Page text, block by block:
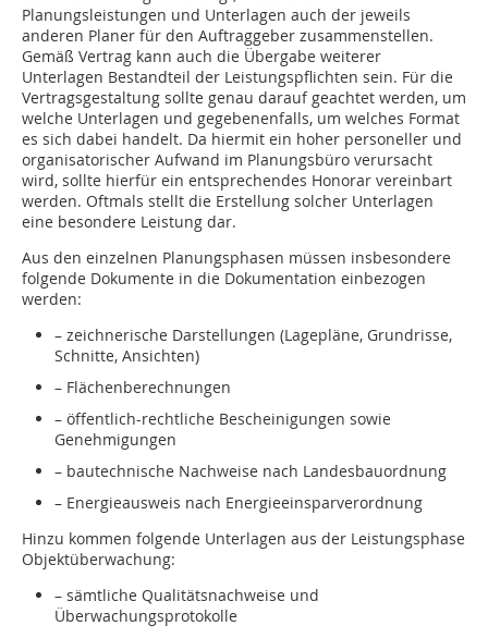
Planungsleistungen und Unterlagen auch der jeweils
anderen Planer für den Auftraggeber zusammenstellen.
Gemäß Vertrag kann auch die Übergabe weiterer
Unterlagen Bestandteil der Leistungspflichten sein. Für die
Vertragsgestaltung sollte genau darauf geachtet werden, um
welche Unterlagen und gegebenenfalls, um welches Format
es sich dabei handelt. Da hiermit ein hoher personeller und
organisatorischer Aufwand im Planungsbüro verursacht
wird, sollte hierfür ein entsprechendes Honorar vereinbart
werden. Oftmals stellt die Erstellung solcher Unterlagen
eine besondere Leis­tung dar.
Aus den einzelnen Planungsphasen müssen insbesondere
folgende Dokumente in die Dokumentation einbezogen
werden:
– zeichnerische Darstellungen (Lagepläne, Grundrisse,
Schnitte, Ansichten)
– Flächenberechnungen
– öffentlich-rechtliche Bescheinigungen sowie
Genehmigungen
– bautechnische Nachweise nach Landesbauordnung
– Energieausweis nach Energieeinsparverordnung
Hinzu kommen folgende Unterlagen aus der Leis­tungsphase
Objektüberwachung:
– sämtliche Qualitätsnachweise und
Überwachungsprotokolle